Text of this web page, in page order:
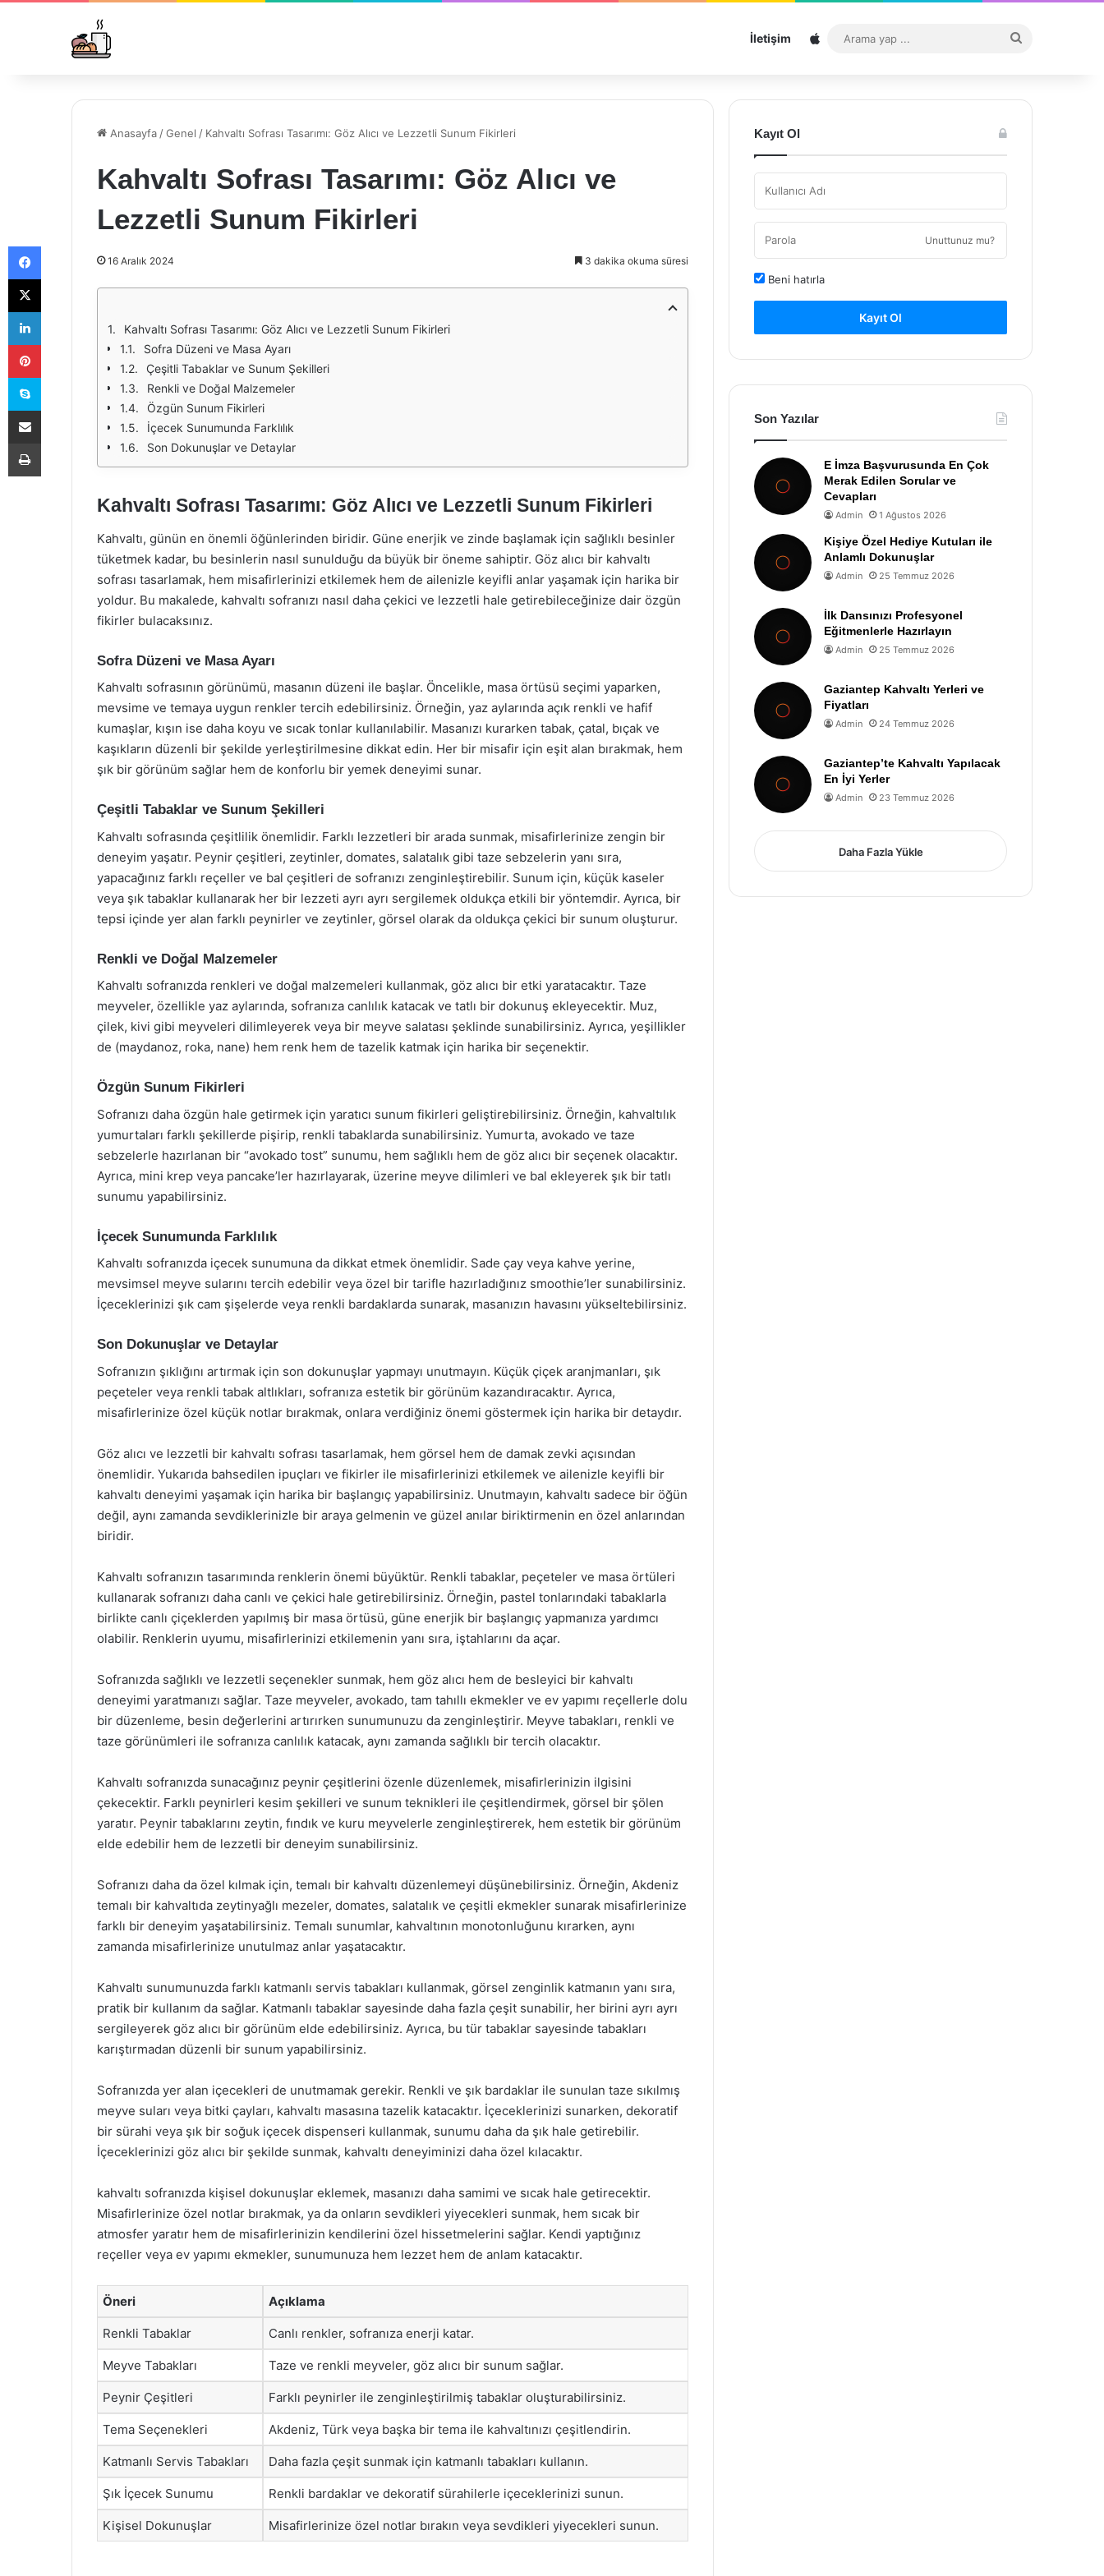
İletişim Sitemap
...
Anasayfa /Genel / Kahvaltı Sofrası Tasarımı: Göz Alıcı ve Lezzetli Sunum Fikirleri
Kahvaltı Sofrası Tasarımı: Göz Alıcı ve
Lezzetli Sunum Fikirleri
16 Aralık 2024 3 dakika okuma süresi
Kahvaltı Sofrası Tasarımı: Göz Alıcı ve Lezzetli Sunum Fikirleri
Sofra Düzeni ve Masa Ayarı
Çeşitli Tabaklar ve Sunum Şekilleri
Renkli ve Doğal Malzemeler
Özgün Sunum Fikirleri
İçecek Sunumunda Farklılık
Son Dokunuşlar ve Detaylar
Kahvaltı Sofrası Tasarımı: Göz Alıcı ve Lezzetli Sunum Fikirleri
Kahvaltı, günün en önemli öğünlerinden biridir. Güne enerjik ve zinde başlamak için sağlıklı besinler
tüketmek kadar, bu besinlerin nasıl sunulduğu da büyük bir öneme sahiptir. Göz alıcı bir kahvaltı
sofrası tasarlamak, hem misafirlerinizi etkilemek hem de ailenizle keyifli anlar yaşamak için harika bir
yoldur. Bu makalede, kahvaltı sofranızı nasıl daha çekici ve lezzetli hale getirebileceğinize dair özgün
fikirler bulacaksınız.
Sofra Düzeni ve Masa Ayarı
Kahvaltı sofrasının görünümü, masanın düzeni ile başlar. Öncelikle, masa örtüsü seçimi yaparken,
mevsime ve temaya uygun renkler tercih edebilirsiniz. Örneğin, yaz aylarında açık renkli ve hafif
kumaşlar, kışın ise daha koyu ve sıcak tonlar kullanılabilir. Masanızı kurarken tabak, çatal, bıçak ve
kaşıkların düzenli bir şekilde yerleştirilmesine dikkat edin. Her bir misafir için eşit alan bırakmak, hem
şık bir görünüm sağlar hem de konforlu bir yemek deneyimi sunar.
Çeşitli Tabaklar ve Sunum Şekilleri
Kahvaltı sofrasında çeşitlilik önemlidir. Farklı lezzetleri bir arada sunmak, misafirlerinize zengin bir
deneyim yaşatır. Peynir çeşitleri, zeytinler, domates, salatalık gibi taze sebzelerin yanı sıra,
yapacağınız farklı reçeller ve bal çeşitleri de sofranızı zenginleştirebilir. Sunum için, küçük kaseler
veya şık tabaklar kullanarak her bir lezzeti ayrı ayrı sergilemek oldukça etkili bir yöntemdir. Ayrıca, bir
tepsi içinde yer alan farklı peynirler ve zeytinler, görsel olarak da oldukça çekici bir sunum oluşturur.
Renkli ve Doğal Malzemeler
Kahvaltı sofranızda renkleri ve doğal malzemeleri kullanmak, göz alıcı bir etki yaratacaktır. Taze
meyveler, özellikle yaz aylarında, sofranıza canlılık katacak ve tatlı bir dokunuş ekleyecektir. Muz,
çilek, kivi gibi meyveleri dilimleyerek veya bir meyve salatası şeklinde sunabilirsiniz. Ayrıca, yeşillikler
de (maydanoz, roka, nane) hem renk hem de tazelik katmak için harika bir seçenektir.
Özgün Sunum Fikirleri
Sofranızı daha özgün hale getirmek için yaratıcı sunum fikirleri geliştirebilirsiniz. Örneğin, kahvaltılık
yumurtaları farklı şekillerde pişirip, renkli tabaklarda sunabilirsiniz. Yumurta, avokado ve taze
sebzelerle hazırlanan bir “avokado tost” sunumu, hem sağlıklı hem de göz alıcı bir seçenek olacaktır.
Ayrıca, mini krep veya pancake’ler hazırlayarak, üzerine meyve dilimleri ve bal ekleyerek şık bir tatlı
sunumu yapabilirsiniz.
İçecek Sunumunda Farklılık
Kahvaltı sofranızda içecek sunumuna da dikkat etmek önemlidir. Sade çay veya kahve yerine,
mevsimsel meyve sularını tercih edebilir veya özel bir tarifle hazırladığınız smoothie’ler sunabilirsiniz.
İçeceklerinizi şık cam şişelerde veya renkli bardaklarda sunarak, masanızın havasını yükseltebilirsiniz.
Son Dokunuşlar ve Detaylar
Sofranızın şıklığını artırmak için son dokunuşlar yapmayı unutmayın. Küçük çiçek aranjmanları, şık
peçeteler veya renkli tabak altlıkları, sofranıza estetik bir görünüm kazandıracaktır. Ayrıca,
misafirlerinize özel küçük notlar bırakmak, onlara verdiğiniz önemi göstermek için harika bir detaydır.
Göz alıcı ve lezzetli bir kahvaltı sofrası tasarlamak, hem görsel hem de damak zevki açısından
önemlidir. Yukarıda bahsedilen ipuçları ve fikirler ile misafirlerinizi etkilemek ve ailenizle keyifli bir
kahvaltı deneyimi yaşamak için harika bir başlangıç yapabilirsiniz. Unutmayın, kahvaltı sadece bir öğün
değil, aynı zamanda sevdiklerinizle bir araya gelmenin ve güzel anılar biriktirmenin en özel anlarından
biridir.
Kahvaltı sofranızın tasarımında renklerin önemi büyüktür. Renkli tabaklar, peçeteler ve masa örtüleri
kullanarak sofranızı daha canlı ve çekici hale getirebilirsiniz. Örneğin, pastel tonlarındaki tabaklarla
birlikte canlı çiçeklerden yapılmış bir masa örtüsü, güne enerjik bir başlangıç yapmanıza yardımcı
olabilir. Renklerin uyumu, misafirlerinizi etkilemenin yanı sıra, iştahlarını da açar.
Sofranızda sağlıklı ve lezzetli seçenekler sunmak, hem göz alıcı hem de besleyici bir kahvaltı
deneyimi yaratmanızı sağlar. Taze meyveler, avokado, tam tahıllı ekmekler ve ev yapımı reçellerle dolu
bir düzenleme, besin değerlerini artırırken sunumunuzu da zenginleştirir. Meyve tabakları, renkli ve
taze görünümleri ile sofranıza canlılık katacak, aynı zamanda sağlıklı bir tercih olacaktır.
Kahvaltı sofranızda sunacağınız peynir çeşitlerini özenle düzenlemek, misafirlerinizin ilgisini
çekecektir. Farklı peynirleri kesim şekilleri ve sunum teknikleri ile çeşitlendirmek, görsel bir şölen
yaratır. Peynir tabaklarını zeytin, fındık ve kuru meyvelerle zenginleştirerek, hem estetik bir görünüm
elde edebilir hem de lezzetli bir deneyim sunabilirsiniz.
Sofranızı daha da özel kılmak için, temalı bir kahvaltı düzenlemeyi düşünebilirsiniz. Örneğin, Akdeniz
temalı bir kahvaltıda zeytinyağlı mezeler, domates, salatalık ve çeşitli ekmekler sunarak misafirlerinize
farklı bir deneyim yaşatabilirsiniz. Temalı sunumlar, kahvaltının monotonluğunu kırarken, aynı
zamanda misafirlerinize unutulmaz anlar yaşatacaktır.
Kahvaltı sunumunuzda farklı katmanlı servis tabakları kullanmak, görsel zenginlik katmanın yanı sıra,
pratik bir kullanım da sağlar. Katmanlı tabaklar sayesinde daha fazla çeşit sunabilir, her birini ayrı ayrı
sergileyerek göz alıcı bir görünüm elde edebilirsiniz. Ayrıca, bu tür tabaklar sayesinde tabakları
karıştırmadan düzenli bir sunum yapabilirsiniz.
Sofranızda yer alan içecekleri de unutmamak gerekir. Renkli ve şık bardaklar ile sunulan taze sıkılmış
meyve suları veya bitki çayları, kahvaltı masasına tazelik katacaktır. İçeceklerinizi sunarken, dekoratif
bir sürahi veya şık bir soğuk içecek dispenseri kullanmak, sunumu daha da şık hale getirebilir.
İçeceklerinizi göz alıcı bir şekilde sunmak, kahvaltı deneyiminizi daha özel kılacaktır.
kahvaltı sofranızda kişisel dokunuşlar eklemek, masanızı daha samimi ve sıcak hale getirecektir.
Misafirlerinize özel notlar bırakmak, ya da onların sevdikleri yiyecekleri sunmak, hem sıcak bir
atmosfer yaratır hem de misafirlerinizin kendilerini özel hissetmelerini sağlar. Kendi yaptığınız
reçeller veya ev yapımı ekmekler, sunumunuza hem lezzet hem de anlam katacaktır.
Öneri Açıklama
Renkli Tabaklar Canlı renkler, sofranıza enerji katar.
Meyve Tabakları Taze ve renkli meyveler, göz alıcı bir sunum sağlar.
Peynir Çeşitleri Farklı peynirler ile zenginleştirilmiş tabaklar oluşturabilirsiniz.
Tema Seçenekleri Akdeniz, Türk veya başka bir tema ile kahvaltınızı çeşitlendirin.
Katmanlı Servis Tabakları Daha fazla çeşit sunmak için katmanlı tabakları kullanın.
Şık İçecek Sunumu Renkli bardaklar ve dekoratif sürahilerle içeceklerinizi sunun.
Kişisel Dokunuşlar Misafirlerinize özel notlar bırakın veya sevdikleri yiyecekleri sunun.
Kayıt Ol
Unuttunuz mu?
Beni hatırla
Kayıt Ol
Son Yazılar
E İmza Başvurusunda En Çok
Merak Edilen Sorular ve
Cevapları
Admin 1 Ağustos 2026
Kişiye Özel Hediye Kutuları ile
Anlamlı Dokunuşlar
Admin 25 Temmuz 2026
İlk Dansınızı Profesyonel
Eğitmenlerle Hazırlayın
Admin 25 Temmuz 2026
Gaziantep Kahvaltı Yerleri ve
Fiyatları
Admin 24 Temmuz 2026
Gaziantep’te Kahvaltı Yapılacak
En İyi Yerler
Admin 23 Temmuz 2026
Daha Fazla Yükle
Facebook
X
LinkedIn
Pinterest
Skype
E-Posta ile paylaş